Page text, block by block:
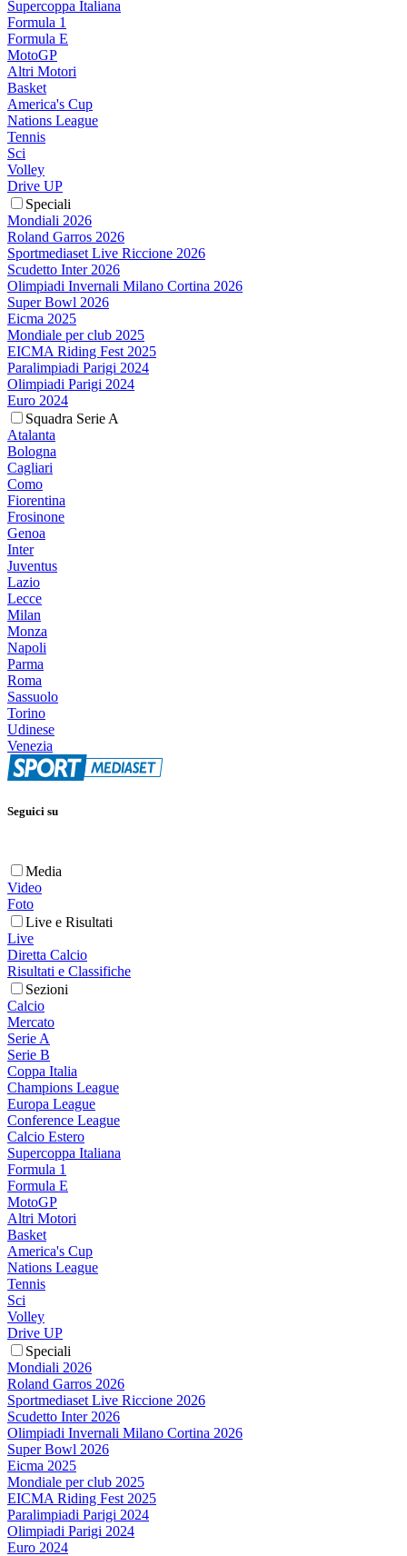
Supercoppa Italiana
Formula 1
Formula E
MotoGP
Altri Motori
Basket
America's Cup
Nations League
Tennis
Sci
Volley
Drive UP
Speciali
Mondiali 2026
Roland Garros 2026
Sportmediaset Live Riccione 2026
Scudetto Inter 2026
Olimpiadi Invernali Milano Cortina 2026
Super Bowl 2026
Eicma 2025
Mondiale per club 2025
EICMA Riding Fest 2025
Paralimpiadi Parigi 2024
Olimpiadi Parigi 2024
Euro 2024
Squadra Serie A
Atalanta
Bologna
Cagliari
Como
Fiorentina
Frosinone
Genoa
Inter
Juventus
Lazio
Lecce
Milan
Monza
Napoli
Parma
Roma
Sassuolo
Torino
Udinese
Venezia
Seguici su
Media
Video
Foto
Live e Risultati
Live
Diretta Calcio
Risultati e Classifiche
Sezioni
Calcio
Mercato
Serie A
Serie B
Coppa Italia
Champions League
Europa League
Conference League
Calcio Estero
Supercoppa Italiana
Formula 1
Formula E
MotoGP
Altri Motori
Basket
America's Cup
Nations League
Tennis
Sci
Volley
Drive UP
Speciali
Mondiali 2026
Roland Garros 2026
Sportmediaset Live Riccione 2026
Scudetto Inter 2026
Olimpiadi Invernali Milano Cortina 2026
Super Bowl 2026
Eicma 2025
Mondiale per club 2025
EICMA Riding Fest 2025
Paralimpiadi Parigi 2024
Olimpiadi Parigi 2024
Euro 2024